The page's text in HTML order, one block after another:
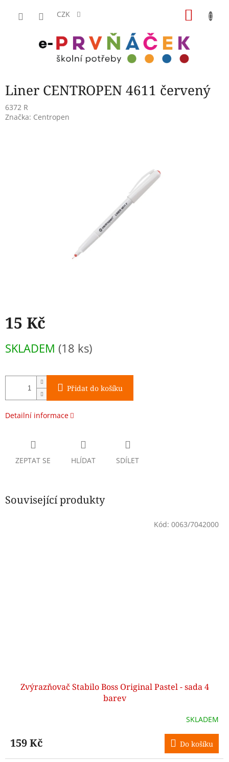
CZK
Liner CENTROPEN 4611 červený
6372 R
Značka: Centropen
15 Kč
cena:
SKLADEM (18 ks)
Přidat do košíku
Detailní informace
ZEPTAT SE HLÍDAT SDÍLET
Související produkty
Zvýrazňovač Stabilo Boss Original Pastel - sada 4
barev
SKLADEM
159 Kč Do košíku
Kód: 0063/7042000